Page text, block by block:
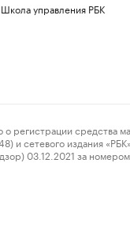
Школа управления РБК
средства
сетевого издания
03.12.2021 за